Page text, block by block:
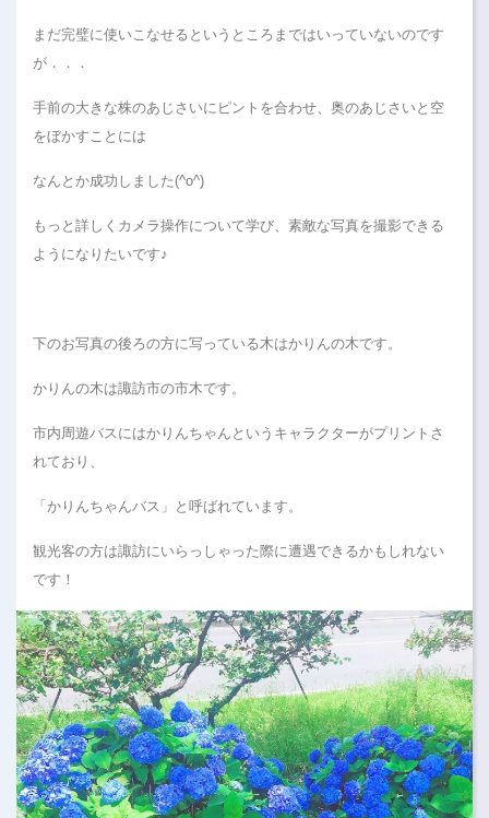
まだ完璧に使いこなせるというところまではいっていないのです
が．．．
手前の大きな株のあじさいにピントを合わせ、奥のあじさいと空
をぼかすことには
なんとか成功しました(^o^)
もっと詳しくカメラ操作について学び、素敵な写真を撮影できる
ようになりたいです♪
下のお写真の後ろの方に写っている木はかりんの木です。
かりんの木は諏訪市の市木です。
市内周遊バスにはかりんちゃんというキャラクターがプリントさ
れており、
「かりんちゃんバス」と呼ばれています。
観光客の方は諏訪にいらっしゃった際に遭遇できるかもしれない
です！